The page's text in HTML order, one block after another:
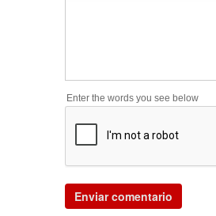
Enter the words you see below